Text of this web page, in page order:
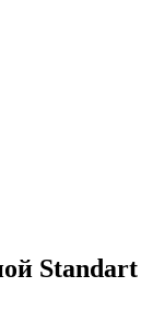
Standart